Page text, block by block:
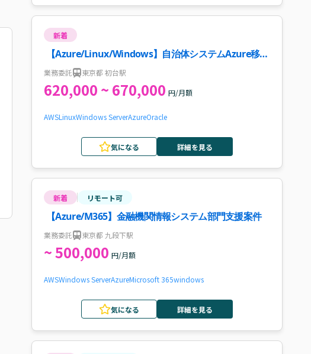
新着
【Azure/Linux/Windows】自治体システムAzure移行
PJ案件・求人
業務委託 東京都 初台駅
620,000 ~ 670,000 円/月額
AWSLinuxWindows ServerAzureOracle
気になる 詳細を見る
新着 リモート可
【Azure/M365】金融機関情報システム部門支援案件
業務委託 東京都 九段下駅
~ 500,000 円/月額
AWSWindows ServerAzureMicrosoft 365windows
気になる 詳細を見る